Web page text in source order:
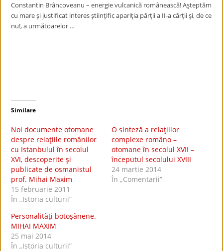
Constantin Brâncoveanu – energie vulcanică românească! Aşteptăm
cu mare şi justificat interes ştiinţific apariţia părţii a II-a cărţii şi, de ce
nu!, a următoarelor …
Similare
Noi documente otomane
despre relaţiile românilor
cu Istanbulul în secolul
XVI, descoperite şi
publicate de osmanistul
prof. Mihai Maxim
15 februarie 2011
În „Istoria culturii”
O sinteză a relaţiilor
complexe româno –
otomane în secolul XVII –
începutul secolului XVIII
24 martie 2014
În „Comentarii”
Personalităţi botoşănene.
MIHAI MAXIM
25 mai 2014
În „Istoria culturii”